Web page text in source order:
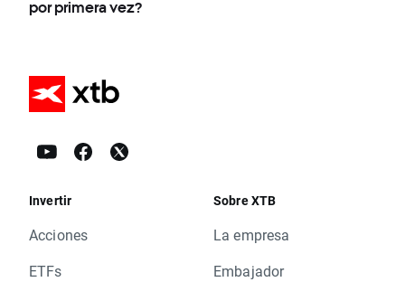
por primera vez?
Invertir
Acciones
ETFs
Sobre XTB
La empresa
Embajador